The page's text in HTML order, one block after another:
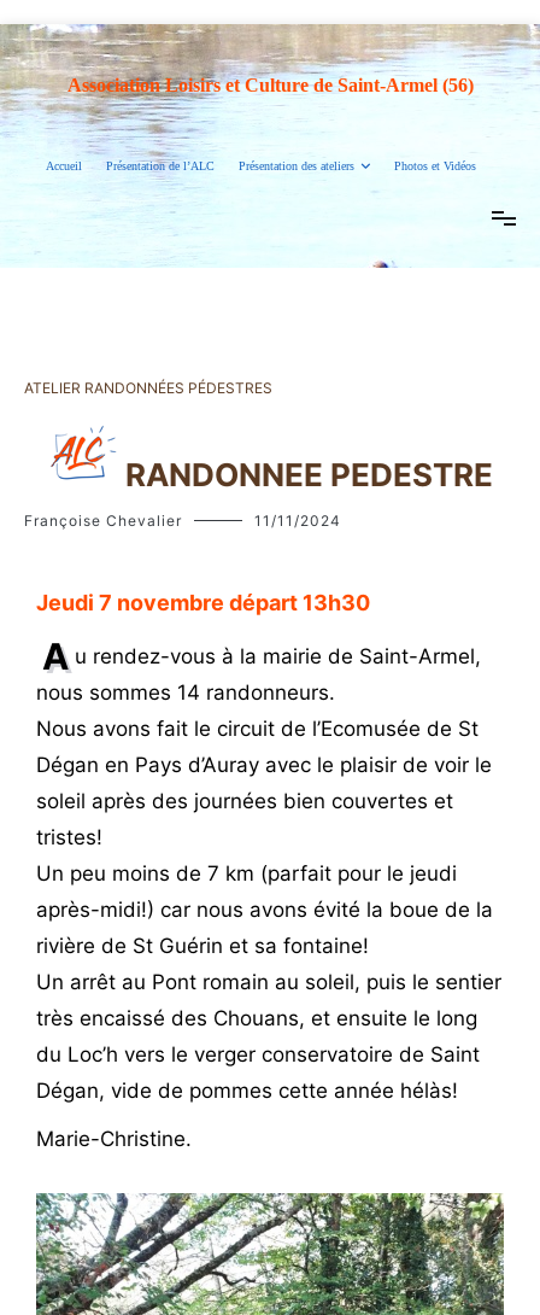
Association Loisirs et Culture de Saint-Armel (56)
Accueil Présentation de l’ALC Présentation des ateliers Photos et Vidéos
ATELIER RANDONNÉES PÉDESTRES
RANDONNEE PEDESTRE
Françoise Chevalier 11/11/2024
Jeudi 7 novembre départ 13h30
A u rendez-vous à la mairie de Saint-Armel,
nous sommes 14 randonneurs.
Nous avons fait le circuit de l’Ecomusée de St
Dégan en Pays d’Auray avec le plaisir de voir le
soleil après des journées bien couvertes et
tristes!
Un peu moins de 7 km (parfait pour le jeudi
après-midi!) car nous avons évité la boue de la
rivière de St Guérin et sa fontaine!
Un arrêt au Pont romain au soleil, puis le sentier
très encaissé des Chouans, et ensuite le long
du Loc’h vers le verger conservatoire de Saint
Dégan, vide de pommes cette année hélàs!
Marie-Christine.